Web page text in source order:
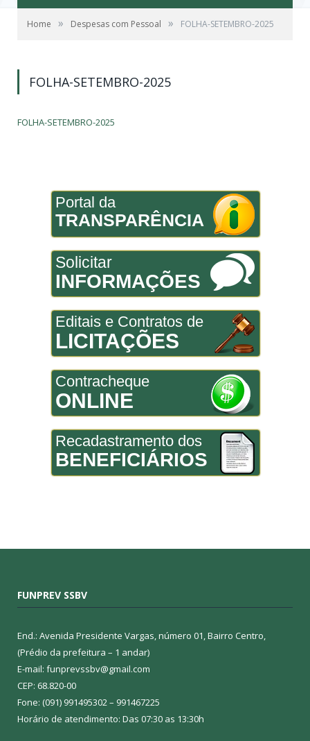
Home » Despesas com Pessoal » FOLHA-SETEMBRO-2025
FOLHA-SETEMBRO-2025
FOLHA-SETEMBRO-2025
Portal da
TRANSPARÊNCIA
Solicitar
INFORMAÇÕES
Editais e Contratos de
LICITAÇÕES
Contracheque
ONLINE
Recadastramento dos
BENEFICIÁRIOS
FUNPREV SSBV
End.: Avenida Presidente Vargas, número 01, Bairro Centro,
(Prédio da prefeitura – 1 andar)
E-mail: funprevssbv@gmail.com
CEP: 68.820-00
Fone: (091) 991495302 – 991467225
Horário de atendimento: Das 07:30 as 13:30h